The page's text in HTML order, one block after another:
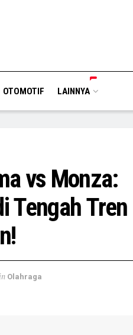
OTOMOTIF LAINNYA
vs Monza:
Tengah Tren
in Olahraga